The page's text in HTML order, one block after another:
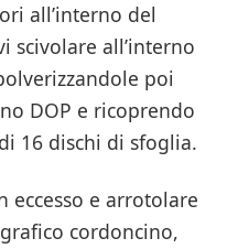
all’interno del
scivolare all’interno
poi
DOP e ricoprendo
16 dischi di sfoglia.
eccesso e arrotolare
cordoncino,